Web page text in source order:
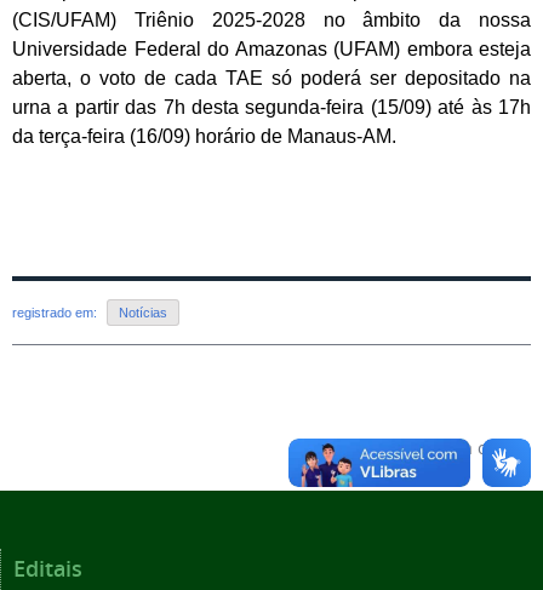
(CIS/UFAM) Triênio 2025-2028 no âmbito da nossa
Universidade Federal do Amazonas (UFAM) embora esteja
aberta, o voto de cada TAE só poderá ser depositado na
urna a partir das 7h desta segunda-feira (15/09) até às 17h
da terça-feira (16/09) horário de Manaus-AM.
registrado em: Notícias
Voltar para o topo
Editais